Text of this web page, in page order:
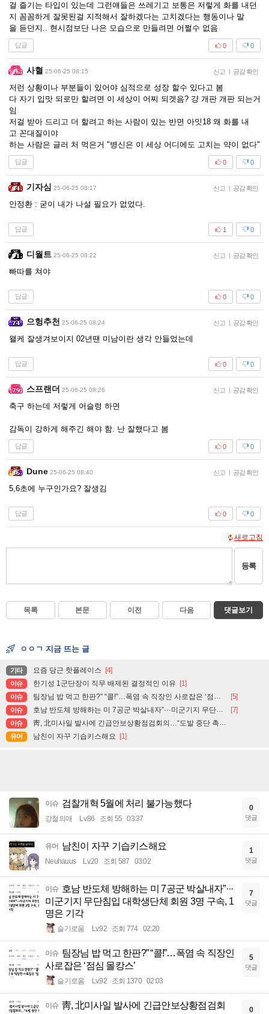
걸 즐기는 타입이 있는데 그런얘들은 쓰레기고 보통은 저렇게 화를 내던
지 꼼꼼하게 잘못된걸 지적해서 잘하겠다는 고치겠다는 행동이나 말
을 듣던지.. 현시점보단 나은 모습으로 만들려면 어쩔수 없음
답글 0
0
사혈 25-06-25 08:15 신고 | 공감 확인
저런 상황이나 부분들이 있어야 심적으로 성장 할수 있다고 봄
다 자기 입맛 되로만 할려면 이 세상이 어찌 되겟음? 걍 개판 개판 되는거
임
저걸 받아 드리고 더 할려고 하는 사람이 있는 반면 아잇18 왜 화를 내
고 꼰대질이야
하는 사람은 글러 처 먹은거 "병신은 이 세상 어디에도 고치는 약이 없다"
답글 0
0
기자심 25-06-25 08:17 신고 | 공감 확인
안정환 : 굳이 내가 나설 필요가 없었다.
답글 0
1
디월트 25-06-25 08:22 신고 | 공감 확인
빠따를 쳐야
답글 0
0
으헝추천 25-06-25 08:24 신고 | 공감 확인
왤케 잘생겨보이지 02년땐 미남이란 생각 안들었는데
답글 0
0
스프랜더 25-06-25 08:26 신고 | 공감 확인
축구 하는데 저렇게 어슬렁 하면
감독이 강하게 해주긴 해야 함. 난 잘했다고 봄
답글 0
0
Dune 25-06-25 08:40 신고 | 공감 확인
5,6초에 누구인가요? 잘생김
답글 0
0
새로고침
등록
목록 본문 이전 다음 댓글보기
ㅇㅇㄱ 지금 뜨는 글
기타 요즘 당근 핫플레이스 [4]
이슈 한기성 1군단장이 직무 배제된 결정적인 이유 [1]
이슈 팀장님 밥 먹고 한판?” “콜!”…폭염 속 직장인 사로잡은 ‘점심 몰캉스’ [5]
이슈 호남 반도체 방해하는 미 7공군 박살내자”···미군기지 무단침입 대학생단체 회원 3명 구속, 1명은 기각 [7]
이슈 靑, 北미사일 발사에 긴급안보상황점검회의…“도발 중단 촉구”
유머 남친이 자꾸 기습키스해요 [1]
이슈 검찰개혁 5월에 처리 불가능했다
강철의매 Lv.86 조회 55 03:37
0
댓글
유머 남친이 자꾸 기습키스해요
Neuhauus Lv.20 조회 587 03:02
1
댓글
이슈 호남 반도체 방해하는 미 7공군 박살내자”···
미군기지 무단침입 대학생단체 회원 3명 구속, 1
명은 기각
슬기로움 Lv.92 조회 774 02:20
7
댓글
이슈 팀장님 밥 먹고 한판?” “콜!”…폭염 속 직장인
사로잡은 ‘점심 몰캉스’
슬기로움 Lv.92 조회 1370 02:03
5
댓글
이슈 靑, 北미사일 발사에 긴급안보상황점검회
0